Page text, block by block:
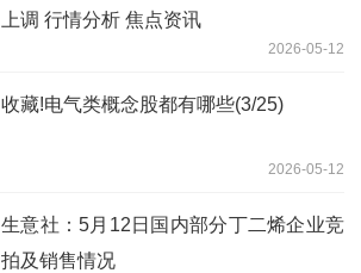
上调 行情分析 焦点资讯
2026-05-12
收藏!电气类概念股都有哪些(3/25)
2026-05-12
生意社：5月12日国内部分丁二烯企业竞
拍及销售情况